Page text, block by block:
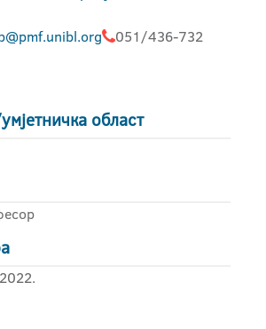
051/436-732
област